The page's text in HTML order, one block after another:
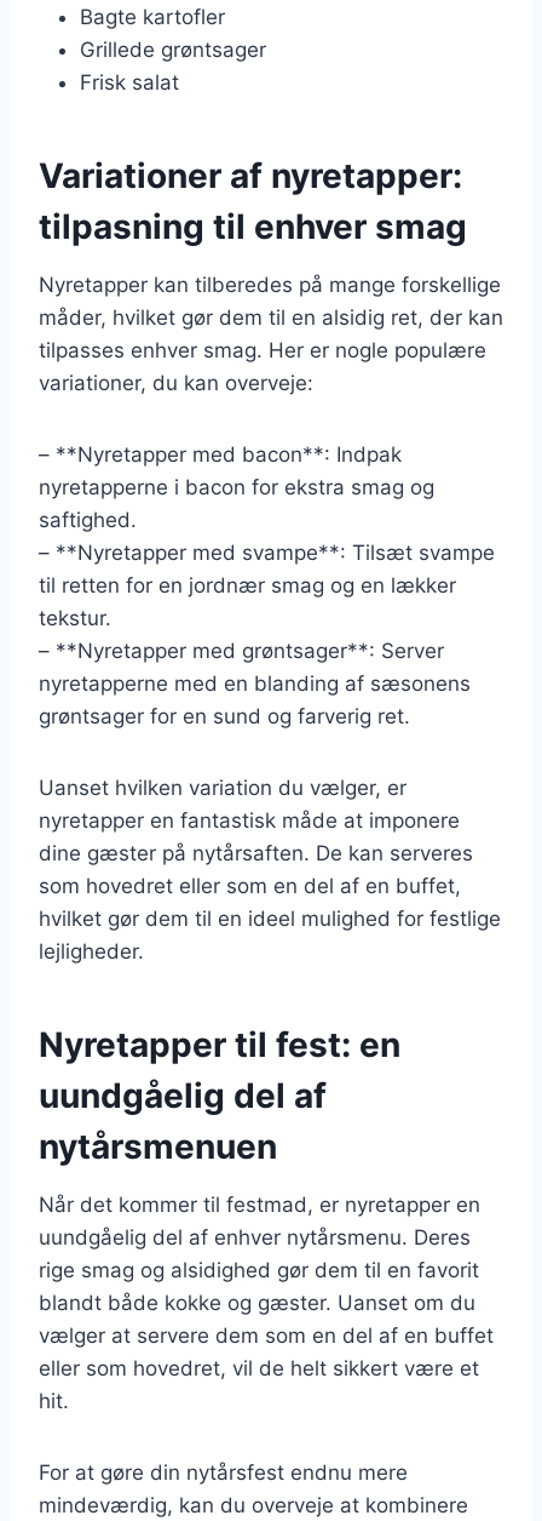
Bagte kartofler
Grillede grøntsager
Frisk salat
Variationer af nyretapper:
tilpasning til enhver smag
Nyretapper kan tilberedes på mange forskellige
måder, hvilket gør dem til en alsidig ret, der kan
tilpasses enhver smag. Her er nogle populære
variationer, du kan overveje:
– **Nyretapper med bacon**: Indpak
nyretapperne i bacon for ekstra smag og
saftighed.
– **Nyretapper med svampe**: Tilsæt svampe
til retten for en jordnær smag og en lækker
tekstur.
– **Nyretapper med grøntsager**: Server
nyretapperne med en blanding af sæsonens
grøntsager for en sund og farverig ret.
Uanset hvilken variation du vælger, er
nyretapper en fantastisk måde at imponere
dine gæster på nytårsaften. De kan serveres
som hovedret eller som en del af en buffet,
hvilket gør dem til en ideel mulighed for festlige
lejligheder.
Nyretapper til fest: en
uundgåelig del af
nytårsmenuen
Når det kommer til festmad, er nyretapper en
uundgåelig del af enhver nytårsmenu. Deres
rige smag og alsidighed gør dem til en favorit
blandt både kokke og gæster. Uanset om du
vælger at servere dem som en del af en buffet
eller som hovedret, vil de helt sikkert være et
hit.
For at gøre din nytårsfest endnu mere
mindeværdig, kan du overveje at kombinere